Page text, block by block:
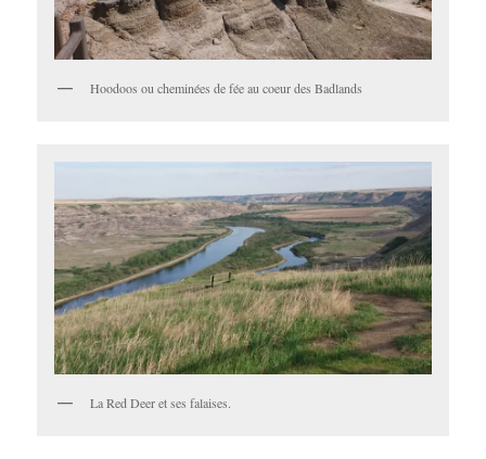
Hoodoos ou cheminées de fée au coeur des Badlands
La Red Deer et ses falaises.